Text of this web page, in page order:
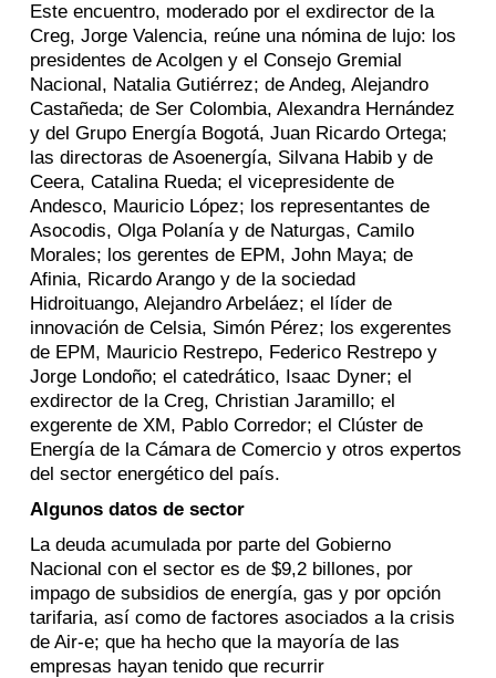
Este encuentro, moderado por el exdirector de la
Creg, Jorge Valencia, reúne una nómina de lujo: los
presidentes de Acolgen y el Consejo Gremial
Nacional, Natalia Gutiérrez; de Andeg, Alejandro
Castañeda; de Ser Colombia, Alexandra Hernández
y del Grupo Energía Bogotá, Juan Ricardo Ortega;
las directoras de Asoenergía, Silvana Habib y de
Ceera, Catalina Rueda; el vicepresidente de
Andesco, Mauricio López; los representantes de
Asocodis, Olga Polanía y de Naturgas, Camilo
Morales; los gerentes de EPM, John Maya; de
Afinia, Ricardo Arango y de la sociedad
Hidroituango, Alejandro Arbeláez; el líder de
innovación de Celsia, Simón Pérez; los exgerentes
de EPM, Mauricio Restrepo, Federico Restrepo y
Jorge Londoño; el catedrático, Isaac Dyner; el
exdirector de la Creg, Christian Jaramillo; el
exgerente de XM, Pablo Corredor; el Clúster de
Energía de la Cámara de Comercio y otros expertos
del sector energético del país.
Algunos datos de sector
La deuda acumulada por parte del Gobierno
Nacional con el sector es de $9,2 billones, por
impago de subsidios de energía, gas y por opción
tarifaria, así como de factores asociados a la crisis
de Air-e; que ha hecho que la mayoría de las
empresas hayan tenido que recurrir